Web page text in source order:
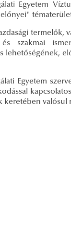
Egyetem
termelők,
szakmai
lehetőségének,
Egyetem
keretében valósul